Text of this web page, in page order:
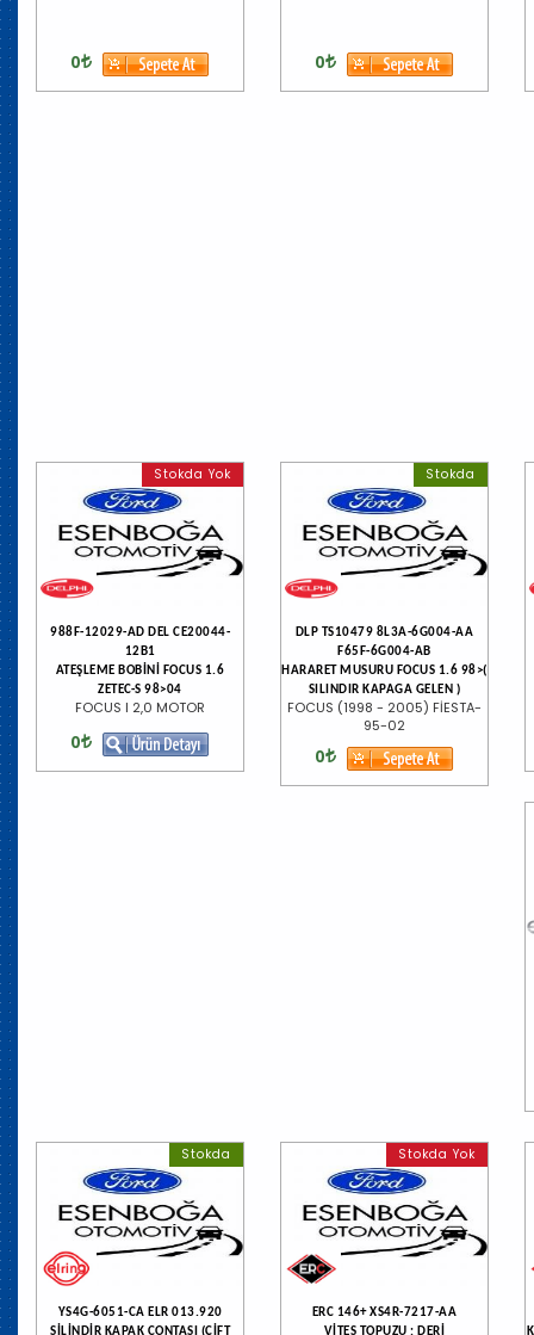
0 0
Stokda Yok
988F-12029-AD DEL CE20044-
12B1
ATEŞLEME BOBİNİ FOCUS 1.6
ZETEC-S 98>04
FOCUS I 2,0 MOTOR
0
Stokda
DLP TS10479 8L3A-6G004-AA
F65F-6G004-AB
HARARET MUSURU FOCUS 1.6 98>(
SILINDIR KAPAGA GELEN )
FOCUS (1998 - 2005) FİESTA-
95-02
0
Stokda
YS4G-6051-CA ELR 013.920
SİLİNDİR KAPAK CONTASI (ÇİFT
Stokda Yok
ERC 146+ XS4R-7217-AA
VİTES TOPUZU : DERİ